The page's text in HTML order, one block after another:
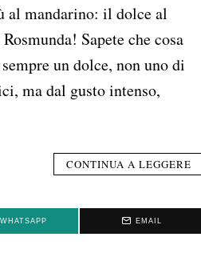
al mandarino: il dolce al
Sapete che cosa
un dolce, non uno di
ma dal gusto intenso,
CONTINUA A LEGGERE
WHATSAPP EMAIL